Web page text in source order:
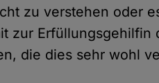
zu verstehen oder
zur Erfüllungsgehilfin
die dies sehr wohl